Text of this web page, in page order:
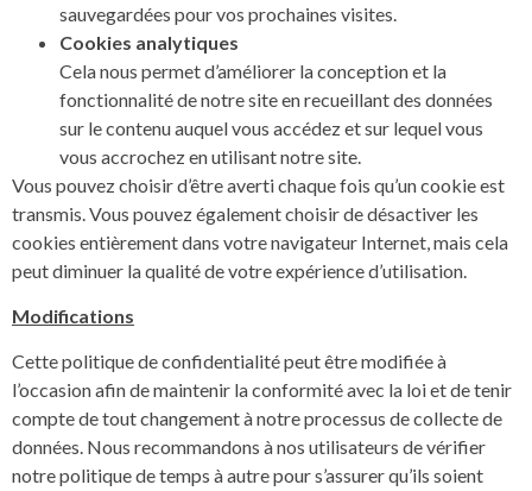
sauvegardées pour vos prochaines visites.
Cookies analytiques
Cela nous permet d’améliorer la conception et la
fonctionnalité de notre site en recueillant des données
sur le contenu auquel vous accédez et sur lequel vous
vous accrochez en utilisant notre site.
Vous pouvez choisir d’être averti chaque fois qu’un cookie est
transmis. Vous pouvez également choisir de désactiver les
cookies entièrement dans votre navigateur Internet, mais cela
peut diminuer la qualité de votre expérience d’utilisation.
Modifications
Cette politique de confidentialité peut être modifiée à
l’occasion afin de maintenir la conformité avec la loi et de tenir
compte de tout changement à notre processus de collecte de
données. Nous recommandons à nos utilisateurs de vérifier
notre politique de temps à autre pour s’assurer qu’ils soient